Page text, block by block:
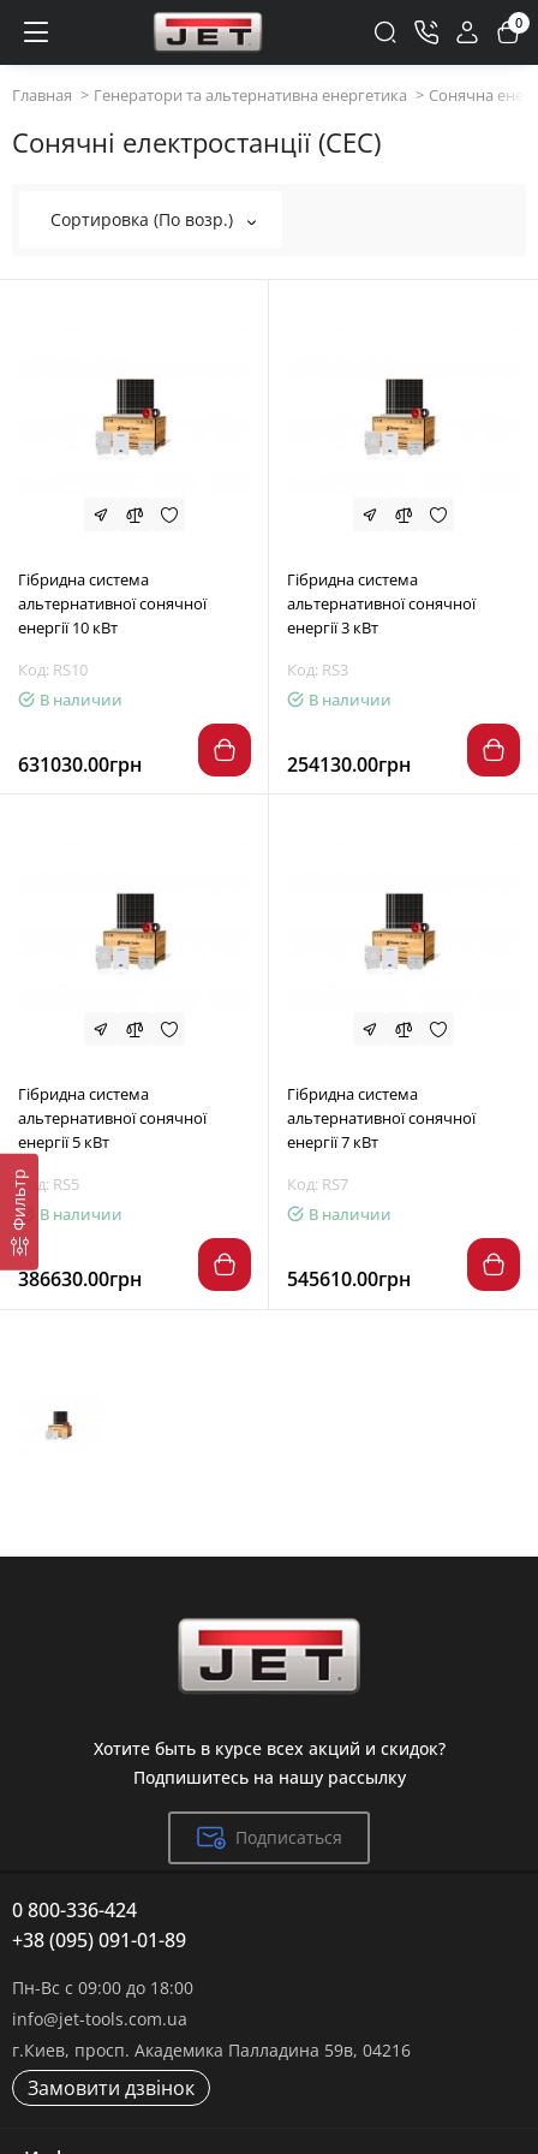
0
Главная Генератори та альтернативна енергетика Сонячна
Сонячні електростанції (СЕС)
Фильтр
Сортировка (По возр.)
Гібридна система
альтернативної сонячної
енергії 10 кВт
Код: RS10
В наличии
631030.00грн
Гібридна система
альтернативної сонячної
енергії 3 кВт
Код: RS3
В наличии
254130.00грн
Гібридна система
альтернативної сонячної
енергії 5 кВт
Код: RS5
В наличии
386630.00грн
Гібридна система
альтернативної сонячної
енергії 7 кВт
Код: RS7
В наличии
545610.00грн
Хотите быть в курсе всех акций и скидок?
Подпишитесь на нашу рассылку
Подписаться
0 800-336-424
+38 (095) 091-01-89
Пн-Вс с 09:00 до 18:00
info@jet-tools.com.ua
г.Киев, просп. Академика Палладина 59в, 04216
Замовити дзвінок